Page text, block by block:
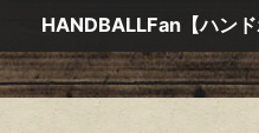
HANDBALLFan【ハンド